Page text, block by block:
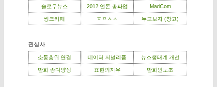
슬로우뉴스 2012 언론 총파업 MadCom
씽크카페 ㅍㅍㅅㅅ 두고보자 (창고)
관심사
소통층위 연결 데이터 저널리즘 뉴스생태계 개선
만화 종다양성 표현의자유 만화인노조